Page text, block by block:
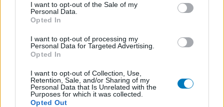
I want to opt-out of the Sale of my
Personal Data.
Opted In
I want to opt-out of processing my
Personal Data for Targeted Advertising.
Opted In
I want to opt-out of Collection, Use,
Retention, Sale, and/or Sharing of my
Personal Data that Is Unrelated with the
Purposes for which it was collected.
Opted Out